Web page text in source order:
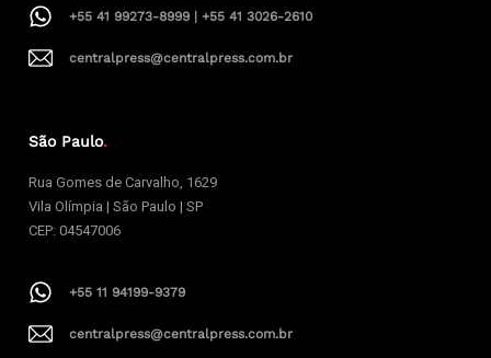
+55 41 99273-8999 | +55 41 3026-2610
centralpress@centralpress.com.br
São Paulo.
Rua Gomes de Carvalho, 1629
Vila Olímpia | São Paulo | SP
CEP: 04547006
+55 11 94199-9379
centralpress@centralpress.com.br